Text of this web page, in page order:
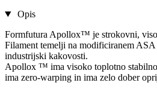
Opis
Formfutura Apollox™ je strokovni,
Filament temelji na modificiranem
industrijski kakovosti.
Apollox ™ ima visoko toplotno
ima zero-warping in ima zelo dober